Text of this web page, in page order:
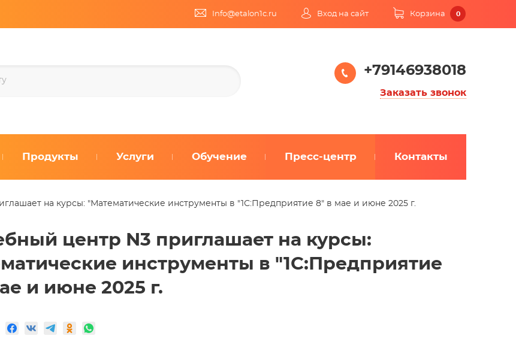
Info@etalon1c.ru Вход на сайт Корзина 0
+79146938018
Заказать звонок
Продукты Услуги Обучение Пресс-центр Контакты
на курсы: "Математические инструменты в "1С:Предприятие 8" в мае и июне 2025 г.
центр N3 приглашает на курсы:
инструменты в "1С:Предприятие
и июне 2025 г.